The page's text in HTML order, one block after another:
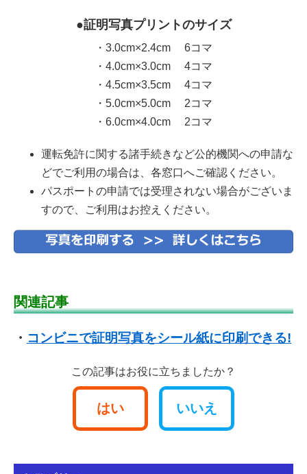
●証明写真プリントのサイズ
・3.0cm×2.4cm 6コマ
・4.0cm×3.0cm 4コマ
・4.5cm×3.5cm 4コマ
・5.0cm×5.0cm 2コマ
・6.0cm×4.0cm 2コマ
運転免許に関する諸手続きなど公的機関への申請な
どでご利用の場合は、各窓口へご確認ください。
パスポートの申請では受理されない場合がございま
すので、ご利用はお控えください。
関連記事
・ コンビニで証明写真をシール紙に印刷できる!
この記事はお役に立ちましたか？
はい いいえ